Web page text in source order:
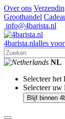
Over ons
Groothandel
info@4barista.nl
4barista.nlalles
NL
Selecteer
Selecteer
Blijf binnen